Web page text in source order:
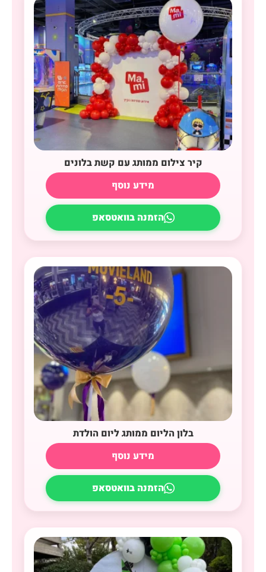
קיר צילום ממותג עם קשת בלונים
מידע נוסף
הזמנה בוואטסאפ
בלון הליום ממותג ליום הולדת
מידע נוסף
הזמנה בוואטסאפ